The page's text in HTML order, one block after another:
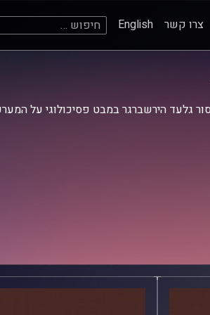
צרו קשר English חיפוש:
גלעד הירשברגר במבט פסיכולוגי על